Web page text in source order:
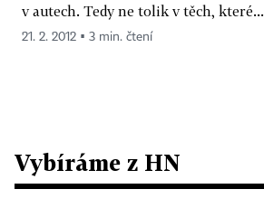
v autech. Tedy ne tolik v těch, které...
21. 2. 2012 ▪ 3 min. čtení
Vybíráme z HN